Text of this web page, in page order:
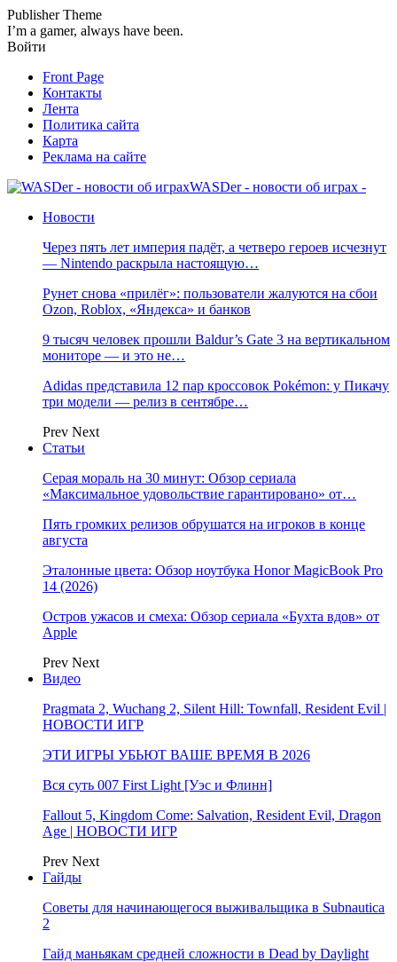
Publisher Theme
I’m a gamer, always have been.
Войти
Front Page
Контакты
Лента
Политика сайта
Карта
Реклама на сайте
WASDer - новости об играх -
Новости
Через пять лет империя падёт, а четверо героев исчезнут
— Nintendo раскрыла настоящую…
Рунет снова «прилёг»: пользователи жалуются на сбои
Ozon, Roblox, «Яндекса» и банков
9 тысяч человек прошли Baldur’s Gate 3 на вертикальном
мониторе — и это не…
Adidas представила 12 пар кроссовок Pokémon: у Пикачу
три модели — релиз в сентябре…
Prev Next
Статьи
Серая мораль на 30 минут: Обзор сериала
«Максимальное удовольствие гарантировано» от…
Пять громких релизов обрушатся на игроков в конце
августа
Эталонные цвета: Обзор ноутбука Honor MagicBook Pro
14 (2026)
Остров ужасов и смеха: Обзор сериала «Бухта вдов» от
Apple
Prev Next
Видео
Pragmata 2, Wuchang 2, Silent Hill: Townfall, Resident Evil |
НОВОСТИ ИГР
ЭТИ ИГРЫ УБЬЮТ ВАШЕ ВРЕМЯ В 2026
Вся суть 007 First Light [Уэс и Флинн]
Fallout 5, Kingdom Come: Salvation, Resident Evil, Dragon
Age | НОВОСТИ ИГР
Prev Next
Гайды
Советы для начинающегося выживальщика в Subnautica
2
Гайд маньякам средней сложности в Dead by Daylight